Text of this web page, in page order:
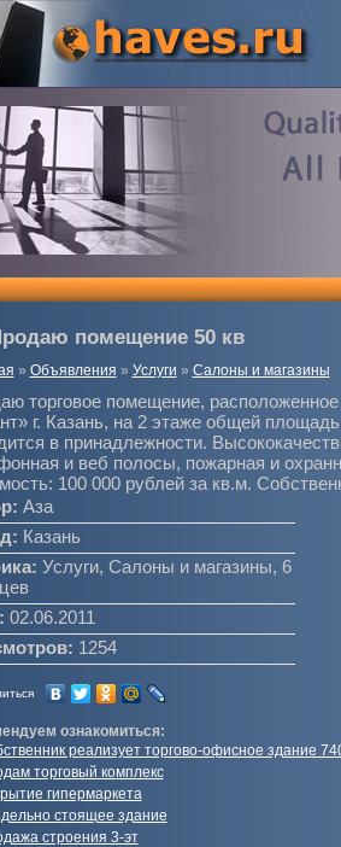
помещение 50 кв
» Объявления » Услуги » Салоны и магазины
торговое помещение, расположенное
г. Казань, на 2 этаже общей
в принадлежности.
и веб полосы, пожарная и
100 000 рублей за кв.м.
Аза
Казань
Услуги, Салоны и магазины, 6
02.06.2011
1254
ознакомиться:
реализует торгово-офисное здание
торговый комплекс
гипермаркета
стоящее здание
строения 3-эт